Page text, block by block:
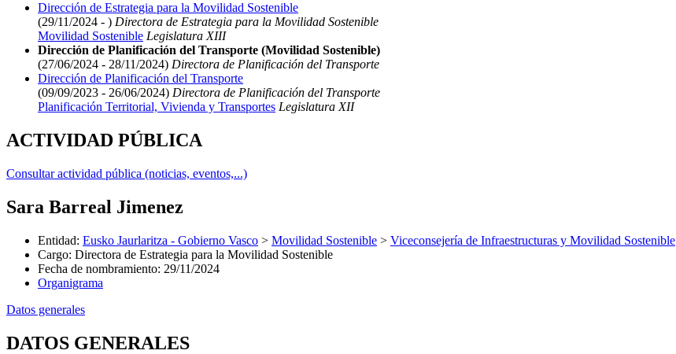
Dirección de Estrategia para la Movilidad Sostenible
(29/11/2024 - ) Directora de Estrategia para la Movilidad Sostenible
Movilidad Sostenible Legislatura XIII
Dirección de Planificación del Transporte (Movilidad Sostenible)
(27/06/2024 - 28/11/2024) Directora de Planificación del Transporte
Dirección de Planificación del Transporte
(09/09/2023 - 26/06/2024) Directora de Planificación del Transporte
Planificación Territorial, Vivienda y Transportes Legislatura XII
ACTIVIDAD PÚBLICA
Consultar actividad pública (noticias, eventos,...)
Sara Barreal Jimenez
Entidad: Eusko Jaurlaritza - Gobierno Vasco > Movilidad Sostenible > Viceconsejería de Infraestructuras y Movilidad Sostenible
Cargo: Directora de Estrategia para la Movilidad Sostenible
Fecha de nombramiento: 29/11/2024
Organigrama
Datos generales
DATOS GENERALES